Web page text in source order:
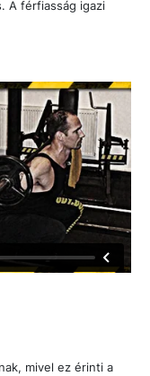
A férfiasság igazi
mivel ez érinti a